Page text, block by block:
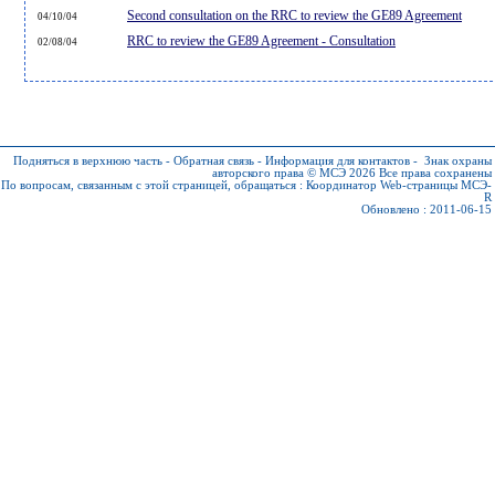
04/10/04 Second consultation on the RRC to review the GE89 Agreement
02/08/04 RRC to review the GE89 Agreement - Consultation
Подняться в верхнюю часть - Обратная связь - Информация для контактов - Знак охраны
авторского права © МСЭ 2026 Все права сохранены
По вопросам, связанным с этой страницей, обращаться : Координатор Web-страницы МСЭ-
R
Обновлено : 2011-06-15